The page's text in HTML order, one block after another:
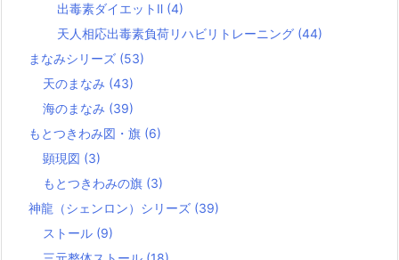
出毒素ダイエットⅡ (4)
天人相応出毒素負荷リハビリトレーニング (44)
まなみシリーズ (53)
天のまなみ (43)
海のまなみ (39)
もとつきわみ図・旗 (6)
顕現図 (3)
もとつきわみの旗 (3)
神龍（シェンロン）シリーズ (39)
ストール (9)